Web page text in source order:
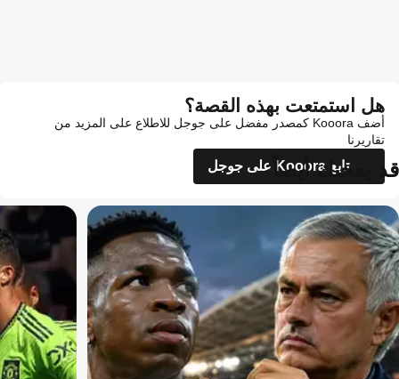
هل استمتعت بهذه القصة؟
أضف Kooora كمصدر مفضل على جوجل للاطلاع على المزيد من
تقاريرنا
تابع Kooora على جوجل
قد يعجبك أيضاً